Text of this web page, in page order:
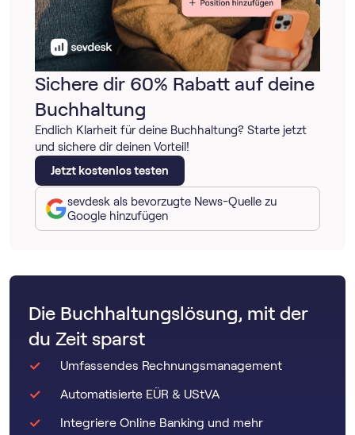
Sichere dir 60% Rabatt auf deine
Buchhaltung
Endlich Klarheit für deine Buchhaltung? Starte jetzt
und sichere dir deinen Vorteil!
Jetzt kostenlos testen
sevdesk als bevorzugte News-Quelle zu
Google hinzufügen
Die Buchhaltungslösung, mit der
du Zeit sparst
Umfassendes Rechnungsmanagement
Automatisierte EÜR & UStVA
Integriere Online Banking und mehr